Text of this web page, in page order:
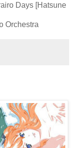
Days [Hatsune
Orchestra